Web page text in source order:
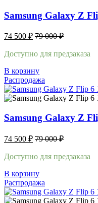
Samsung Galaxy Z
74 500 ₽ 79 000₽
Доступно для предзаказа
В корзину
Распродажа
Samsung Galaxy Z
74 500 ₽ 79 000₽
Доступно для предзаказа
В корзину
Распродажа